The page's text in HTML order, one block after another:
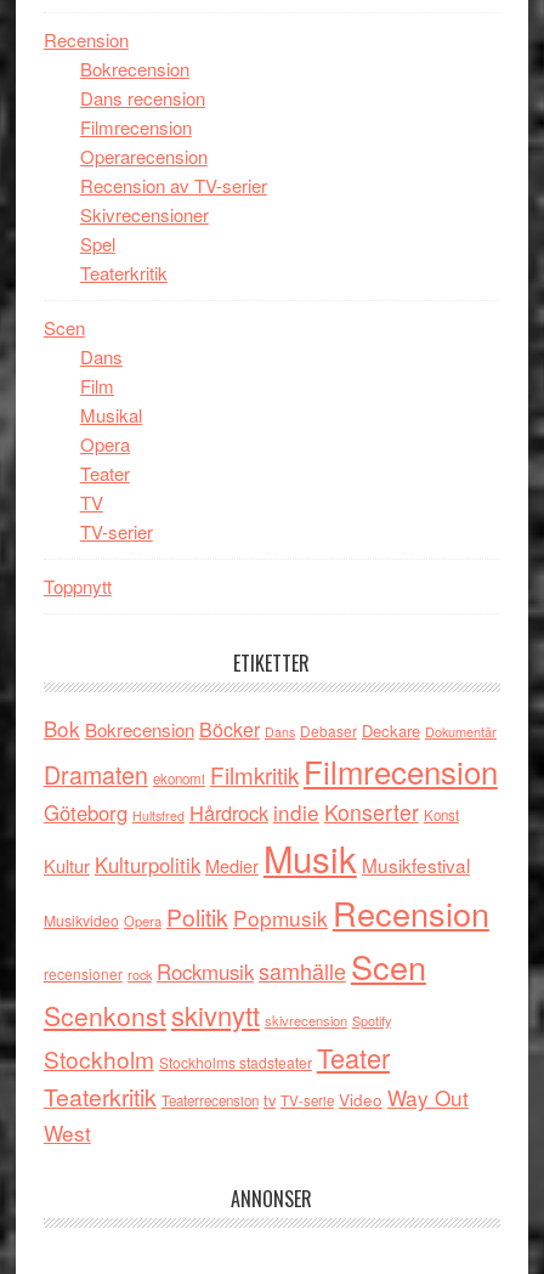
Recension
Bokrecension
Dans recension
Filmrecension
Operarecension
Recension av TV-serier
Skivrecensioner
Spel
Teaterkritik
Scen
Dans
Film
Musikal
Opera
Teater
TV
TV-serier
Toppnytt
ETIKETTER
Bok Bokrecension Böcker Dans Debaser Deckare Dokumentär
Dramaten ekonomi Filmkritik Filmrecension
Göteborg Hultsfred Hårdrock indie Konserter Konst
Kultur Kulturpolitik Medier Musik Musikfestival
Musikvideo Opera Politik Popmusik Recension
recensioner rock RockmusiksamhälleScen
Scenkonstskivnytt skivrecension Spotify
Stockholm Stockholms stadsteater Teater
Teaterkritik Teaterrecension tv TV-serie Video Way Out
West
ANNONSER